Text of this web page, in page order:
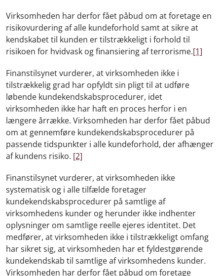
Virksomheden har derfor fået påbud om at foretage en
risikovurdering af alle kundeforhold samt at sikre at
kendskabet til kunden er tilstrækkeligt i forhold til
risikoen for hvidvask og finansiering af terrorisme.[1]
Finanstilsynet vurderer, at virksomheden ikke i
tilstrækkelig grad har opfyldt sin pligt til at udføre
løbende kundekendskabsprocedurer, idet
virksomheden ikke har haft en proces herfor i en
længere årrække. Virksomheden har derfor fået påbud
om at gennemføre kundekendskabsprocedurer på
passende tidspunkter i alle kundeforhold, der afhænger
af kundens risiko. [2]
Finanstilsynet vurderer, at virksomheden ikke
systematisk og i alle tilfælde foretager
kundekendskabsprocedurer på samtlige af
virksomhedens kunder og herunder ikke indhenter
oplysninger om samtlige reelle ejeres identitet. Det
medfører, at virksomheden ikke i tilstrækkeligt omfang
har sikret sig, at virksomheden har et fyldestgørende
kundekendskab til samtlige af virksomhedens kunder.
Virksomheden har derfor fået påbud om foretage